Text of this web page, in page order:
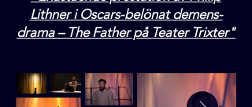
Lithner i Oscars-belönat demens-
drama – The Father på Teater Trixter"